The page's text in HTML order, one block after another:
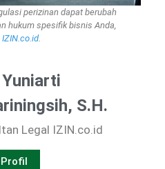
perizinan dapat berubah
hukum spesifik bisnis Anda,
.
S.H.
Legal IZIN.co.id
Profil